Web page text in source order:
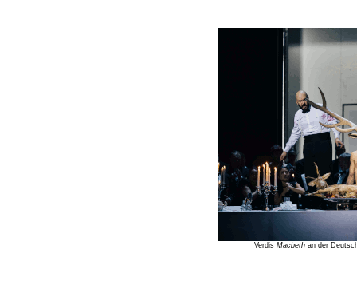
Verdis Macbeth an der